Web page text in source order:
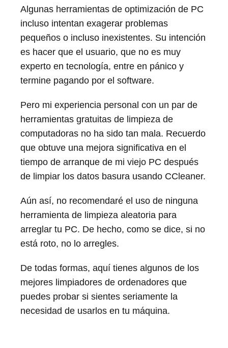
Algunas herramientas de optimización de PC
incluso intentan exagerar problemas
pequeños o incluso inexistentes. Su intención
es hacer que el usuario, que no es muy
experto en tecnología, entre en pánico y
termine pagando por el software.
Pero mi experiencia personal con un par de
herramientas gratuitas de limpieza de
computadoras no ha sido tan mala. Recuerdo
que obtuve una mejora significativa en el
tiempo de arranque de mi viejo PC después
de limpiar los datos basura usando CCleaner.
Aún así, no recomendaré el uso de ninguna
herramienta de limpieza aleatoria para
arreglar tu PC. De hecho, como se dice, si no
está roto, no lo arregles.
De todas formas, aquí tienes algunos de los
mejores limpiadores de ordenadores que
puedes probar si sientes seriamente la
necesidad de usarlos en tu máquina.